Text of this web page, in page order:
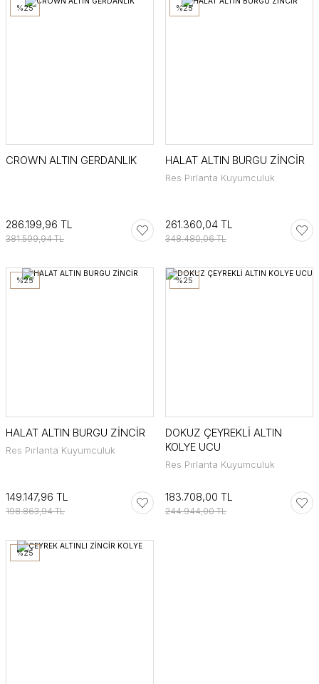
%25
CROWN ALTIN GERDANLIK
286.199,96 TL
381.599,94 TL
%25
HALAT ALTIN BURGU ZİNCİR
Res Pırlanta Kuyumculuk
261.360,04 TL
348.480,06 TL
%25
HALAT ALTIN BURGU ZİNCİR
Res Pırlanta Kuyumculuk
149.147,96 TL
198.863,94 TL
%25
DOKUZ ÇEYREKLİ ALTIN
KOLYE UCU
Res Pırlanta Kuyumculuk
183.708,00 TL
244.944,00 TL
%25